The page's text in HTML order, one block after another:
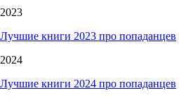
2023
Лучшие книги 2023 про попаданцев
2024
Лучшие книги 2024 про попаданцев